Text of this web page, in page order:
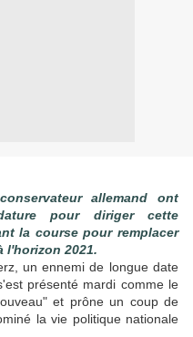
allemand ont
pour diriger cette
la course pour remplacer
l'horizon 2021.
un ennemi de longue date
présenté mardi comme le
et prône un coup de
la vie politique nationale